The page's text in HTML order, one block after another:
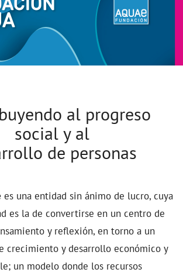
al progreso
social y al
de personas
es una entidad sin ánimo de lucro, cuya
es la de convertirse en un centro de
y reflexión, en torno a un
crecimiento y desarrollo económico y
un modelo donde los recursos